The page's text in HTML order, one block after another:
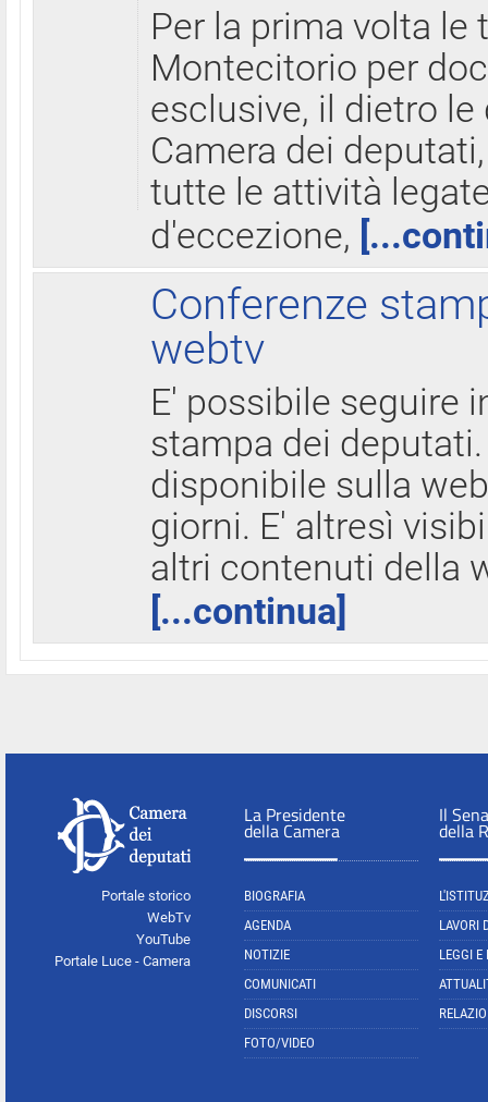
Per la prima volta le
Montecitorio per
esclusive, il dietro
Camera dei
tutte le attività
d'eccezione,
Conferenze
webtv
E' possibile seguire
stampa dei
disponibile sulla
giorni. E' altresì
altri contenuti della
[...continua]
Portale storico
WebTv
YouTube
Portale Luce - Camera
La Presidente
della Camera
BIOGRAFIA
AGENDA
NOTIZIE
COMUNICATI
DISCORSI
FOTO/VIDEO
Il
della
LAVORI
LEGGI E